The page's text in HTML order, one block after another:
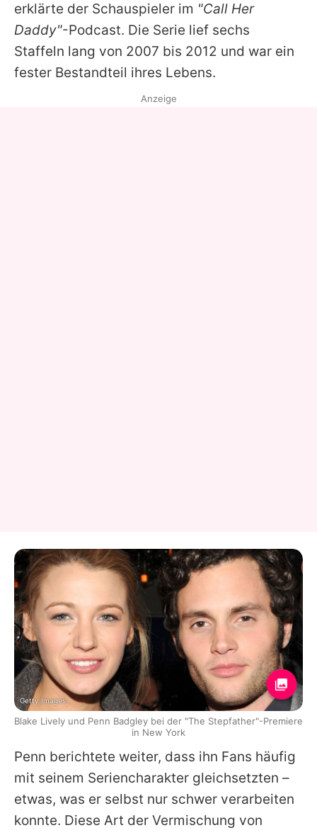
erklärte der Schauspieler im "Call Her
Daddy"-Podcast. Die Serie lief sechs
Staffeln lang von 2007 bis 2012 und war ein
fester Bestandteil ihres Lebens.
Penn berichtete weiter, dass ihn Fans häufig
mit seinem Seriencharakter gleichsetzten –
etwas, was er selbst nur schwer verarbeiten
konnte. Diese Art der Vermischung von
Anzeige
Getty Images
Blake Lively und Penn Badgley bei der "The Stepfather"-Premiere
in New York